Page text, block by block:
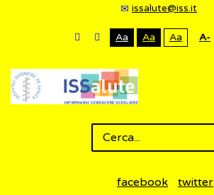
issalute@iss.it
Aa Aa Aa A-
facebook twitter